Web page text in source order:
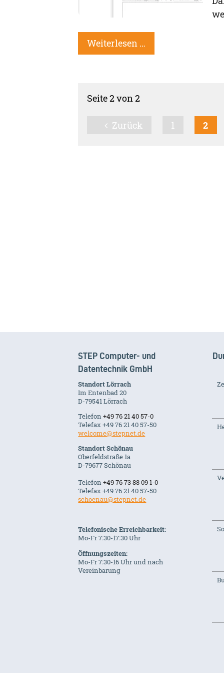
Weiterlesen …
Seite 2 von 2
Zurück 1 2
STEP Computer- und
Datentechnik GmbH
Standort Lörrach
Im Entenbad 20
D-79541 Lörrach
Telefon+49 76 21 40 57-0
Telefax +49 76 21 40 57-50
welcome@stepnet.de
Standort Schönau
Oberfeldstraße 1a
D-79677 Schönau
Telefon+49 76 73 88 09 1-0
Telefax +49 76 21 40 57-50
schoenau@stepnet.de
Telefonische Erreichbarkeit:
Mo-Fr 7:30-17:30 Uhr
Öffnungszeiten:
Mo-Fr 7:30-16 Uhr und nach
Vereinbarung